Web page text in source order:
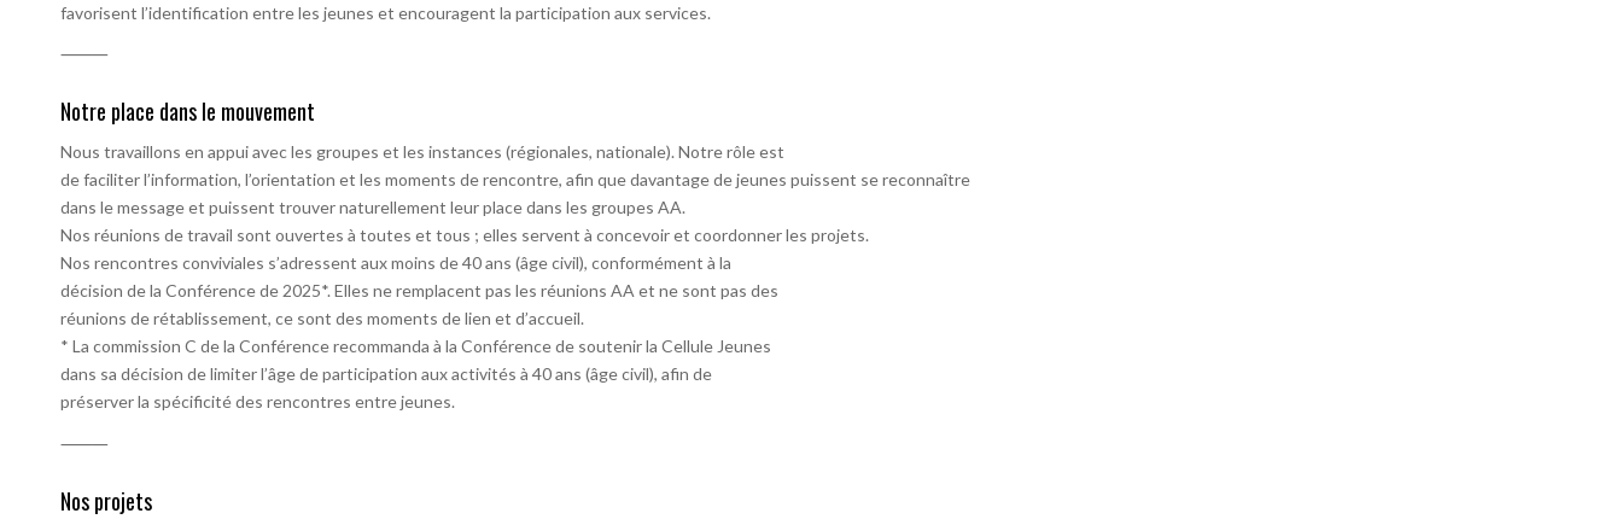
favorisent l’identification entre les jeunes et encouragent la participation aux services.
⸻
Notre place dans le mouvement
Nous travaillons en appui avec les groupes et les instances (régionales, nationale). Notre rôle est
de faciliter l’information, l’orientation et les moments de rencontre, afin que davantage de jeunes puissent se reconnaître
dans le message et puissent trouver naturellement leur place dans les groupes AA.
Nos réunions de travail sont ouvertes à toutes et tous ; elles servent à concevoir et coordonner les projets.
Nos rencontres conviviales s’adressent aux moins de 40 ans (âge civil), conformément à la
décision de la Conférence de 2025*. Elles ne remplacent pas les réunions AA et ne sont pas des
réunions de rétablissement, ce sont des moments de lien et d’accueil.
* La commission C de la Conférence recommanda à la Conférence de soutenir la Cellule Jeunes
dans sa décision de limiter l’âge de participation aux activités à 40 ans (âge civil), afin de
préserver la spécificité des rencontres entre jeunes.
⸻
Nos projets